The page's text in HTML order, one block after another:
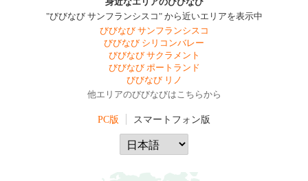
身近なエリアのびびなび
"びびなび サンフランシスコ" から近いエリアを表示中
びびなび サンフランシスコ
びびなび シリコンバレー
びびなび サクラメント
びびなび ポートランド
びびなび リノ
他エリアのびびなびはこちらから
PC版 スマートフォン版